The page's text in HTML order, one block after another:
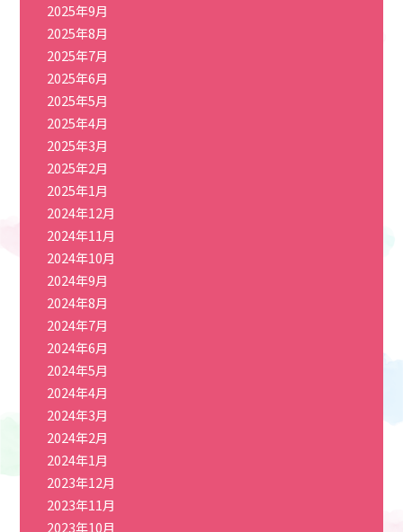
2025年9月
2025年8月
2025年7月
2025年6月
2025年5月
2025年4月
2025年3月
2025年2月
2025年1月
2024年12月
2024年11月
2024年10月
2024年9月
2024年8月
2024年7月
2024年6月
2024年5月
2024年4月
2024年3月
2024年2月
2024年1月
2023年12月
2023年11月
2023年10月